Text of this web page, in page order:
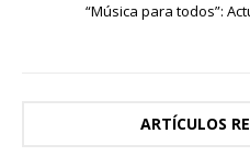
“Música para todos”:
ARTÍCULOS